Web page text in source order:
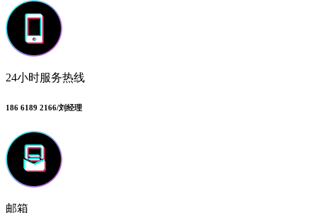
24小时服务热线
186 6189 2166/刘经理
邮箱